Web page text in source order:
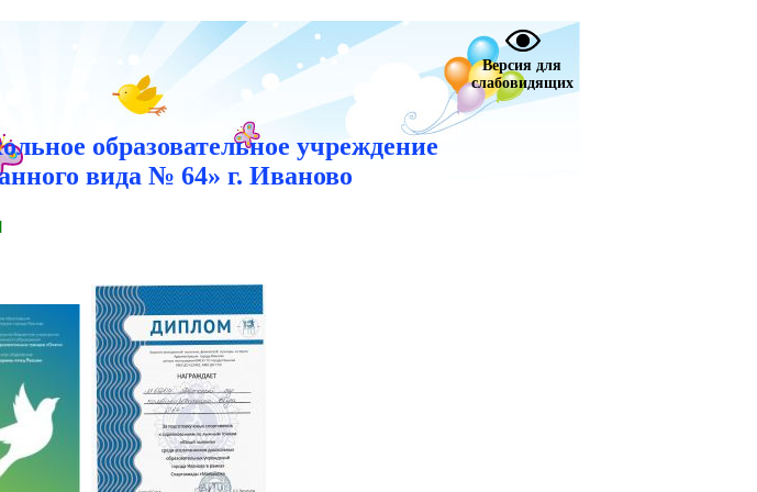
Версия для
слабовидящих
образовательное учреждение
вида № 64» г. Иваново